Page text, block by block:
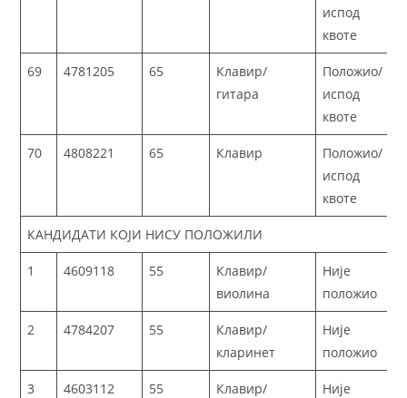
испод
квоте
69 4781205 65
Клавир/
гитара
Положио/
испод
квоте
70 4808221 65 Клавир
Положио/
испод
квоте
КАНДИДАТИ КОЈИ НИСУ ПОЛОЖИЛИ
1 4609118 55
Клавир/
виолина
Није
положио
2 4784207 55
Клавир/
кларинет
Није
положио
3 4603112 55 Клавир/ Није